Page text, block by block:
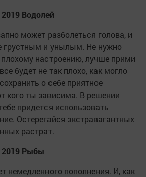
Водолей
может разболеться голова, и
грустным и унылым. Не нужно
настроению, лучше прими
будет не так плохо, как могло
о себе приятное
кого ты зависима. В решении
придется использовать
Остерегайся экстравагантных
растрат.
2019 Рыбы
немедленного пополнения. И, как